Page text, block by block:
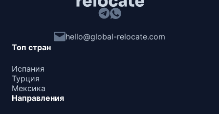
hello@global-relocate.com
Топ стран
Испания
Турция
Мексика
Направления